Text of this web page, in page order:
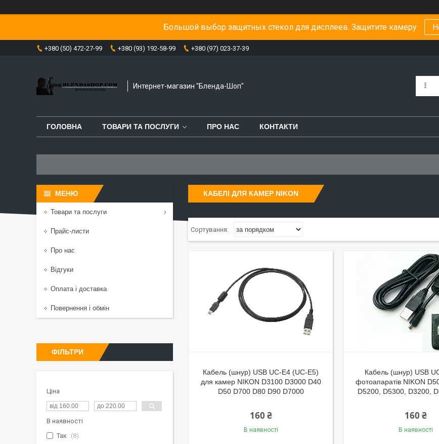
Большой выбор защитных стекол для дисплеев. Защитите камеру
+380 (50) 472-27-99 +380 (93) 192-58-99 +380 (97) 023-37-39
Интернет-магазин "Бленда-Шоп"
ГОЛОВНА ТОВАРИ ТА ПОСЛУГИ ПРО НАС КОНТАКТИ
КАБЕЛІ ДЛЯ КАМЕР NIKON
Кабель (шнур) USB UC-E4 (UC-E5)
для камер NIKON D3100 D3000 D40
D50 D700 D80 D90 D7000
160 ₴
В наявності
Кабель (шнур) USB
фотоапаратів NIKON
D5200, D5300, D3200,
160 ₴
В наявності
Товари та послуги
Прайс-листи
Про нас
Відгуки
Оплата і доставка
Повернення і обмін
ФІЛЬТРИ
Ціна
В наявності
Так
8